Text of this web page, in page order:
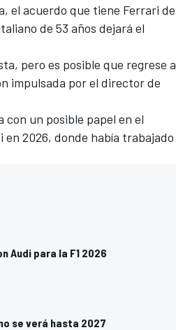
el acuerdo que tiene Ferrari de
de 53 años dejará el
pero es posible que regrese a
impulsada por el director de
un posible papel en el
en 2026, donde había trabajado
Audi para la F1 2026
se verá hasta 2027